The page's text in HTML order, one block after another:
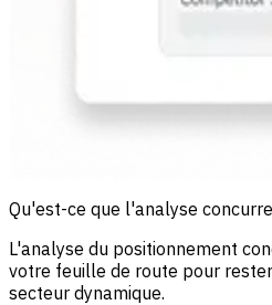
Qu'est-ce que l'analyse
L'analyse du positionnement
votre feuille de route pour
secteur dynamique.